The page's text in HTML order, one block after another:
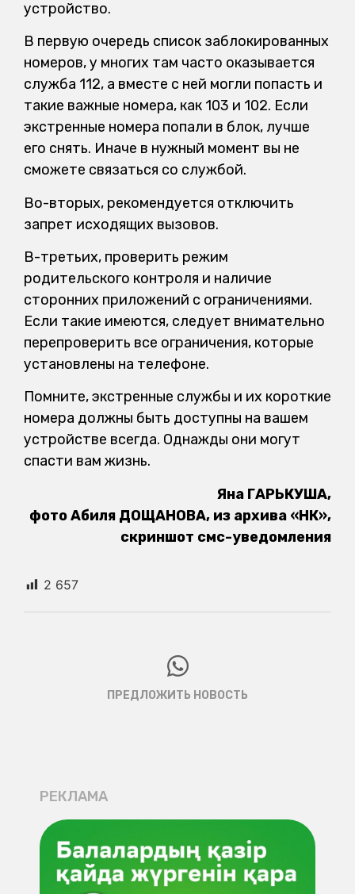
устройство.
В первую очередь список заблокированных
номеров, у многих там часто оказывается
служба 112, а вместе с ней могли попасть и
такие важные номера, как 103 и 102. Если
экстренные номера попали в блок, лучше
его снять. Иначе в нужный момент вы не
сможете связаться со службой.
Во-вторых, рекомендуется отключить
запрет исходящих вызовов.
В-третьих, проверить режим
родительского контроля и наличие
сторонних приложений с ограничениями.
Если такие имеются, следует внимательно
перепроверить все ограничения, которые
установлены на телефоне.
Помните, экстренные службы и их короткие
номера должны быть доступны на вашем
устройстве всегда. Однажды они могут
спасти вам жизнь.
Яна ГАРЬКУША,
фото Абиля ДОЩАНОВА, из архива «НК»,
скриншот смс-уведомления
2 657
ПРЕДЛОЖИТЬ НОВОСТЬ
РЕКЛАМА